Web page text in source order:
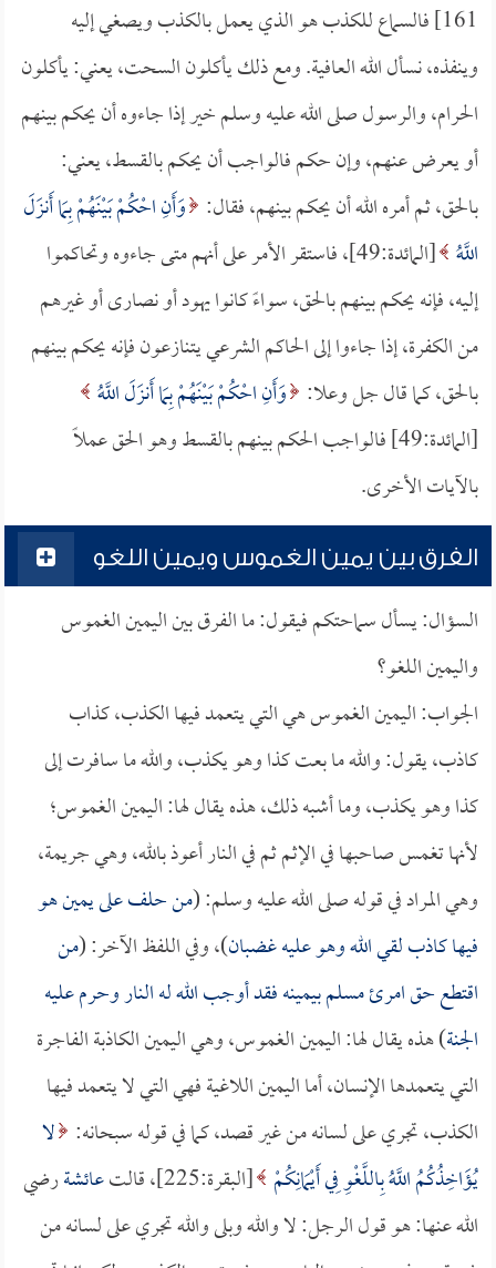
161] فالسماع للكذب هو الذي يعمل بالكذب ويصغي إليه
وينفذه، نسأل الله العافية. ومع ذلك يأكلون السحت، يعني: يأكلون
الحرام، والرسول صلى الله عليه وسلم خير إذا جاءوه أن يحكم بينهم
أو يعرض عنهم، وإن حكم فالواجب أن يحكم بالقسط، يعني:
بالحق، ثم أمره الله أن يحكم بينهم، فقال: وَأَنِ احْكُمْ بَيْنَهُمْ بِمَا أَنزَلَ
اللَّهُ
[المائدة:49]، فاستقر الأمر على أنهم متى جاءوه وتحاكموا
إليه، فإنه يحكم بينهم بالحق، سواءً كانوا يهود أو نصارى أو غيرهم
من الكفرة، إذا جاءوا إلى الحاكم الشرعي يتنازعون فإنه يحكم بينهم
بالحق، كما قال جل وعلا: وَأَنِ احْكُمْ بَيْنَهُمْ بِمَا أَنزَلَ اللَّهُ
[المائدة:49] فالواجب الحكم بينهم بالقسط وهو الحق عملاً
بالآيات الأخرى.
الفرق بين يمين الغموس ويمين اللغو
السؤال: يسأل سماحتكم فيقول: ما الفرق بين اليمين الغموس
واليمين اللغو؟
الجواب: اليمين الغموس هي التي يتعمد فيها الكذب، كذاب
كاذب، يقول: والله ما بعت كذا وهو يكذب، والله ما سافرت إلى
كذا وهو يكذب، وما أشبه ذلك، هذه يقال لها: اليمين الغموس؛
لأنها تغمس صاحبها في الإثم ثم في النار أعوذ بالله، وهي جريمة،
وهي المراد في قوله صلى الله عليه وسلم: (من حلف على يمين هو
فيها كاذب لقي الله وهو عليه غضبان)، وفي اللفظ الآخر: (من
اقتطع حق امرئ مسلم بيمينه فقد أوجب الله له النار وحرم عليه
الجنة) هذه يقال لها: اليمين الغموس، وهي اليمين الكاذبة الفاجرة
التي يتعمدها الإنسان، أما اليمين اللاغية فهي التي لا يتعمد فيها
الكذب، تجري على لسانه من غير قصد، كما في قوله سبحانه: لا
يُؤَاخِذُكُمُ اللَّهُ بِاللَّغْوِ فِي أَيْمَانِكُمْ [البقرة:225]، قالت عائشةرضي
الله عنها: هو قول الرجل: لا والله وبلى والله تجري على لسانه من